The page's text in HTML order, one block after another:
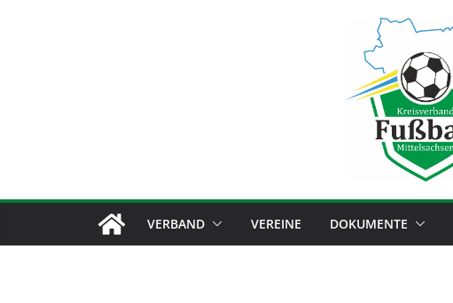
VERBAND VEREINE DOKUMENTE